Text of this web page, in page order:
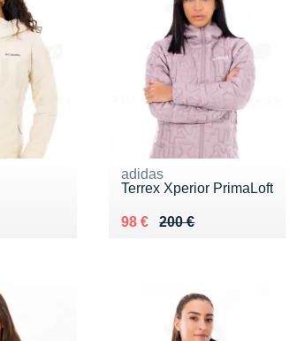
€
adidas
Terrex Xperior PrimaLoft
200 €
Au lieu de 200 €
98 €
Vendu 98 €